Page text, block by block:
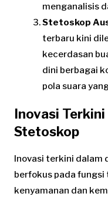
menganalisis
Stetoskop
terbaru kini
kecerdasan
dini berbagai
pola suara
Inovasi
Stetoskop
Inovasi terkini dalam
berfokus pada
kenyamanan dan